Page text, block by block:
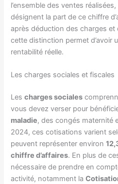
l’ensemble des ventes
désignent la part de ce chiffre
après déduction des charges
cette distinction permet d’avoir
rentabilité réelle.
Les charges sociales et fiscales
Lescharges sociales
vous devez verser pour
maladie, des congés maternité
2024, ces cotisations varient
peuvent représenter environ
chiffre d’affaires. En plus de
nécessaire de prendre en
activité, notamment la